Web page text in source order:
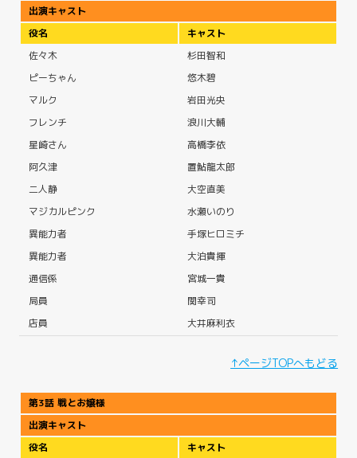
出演キャスト
役名
キャスト
佐々木
杉田智和
ピーちゃん
悠木碧
マルク
岩田光央
フレンチ
浪川大輔
星崎さん
高橋李依
阿久津
置鮎龍太郎
二人静
大空直美
マジカルピンク
水瀬いのり
異能力者
手塚ヒロミチ
異能力者
大泊貴揮
通信係
宮城一貴
局員
関幸司
店員
大井麻利衣
↑ページTOPへもどる
第3話 戦とお嬢様
出演キャスト
役名
キャスト